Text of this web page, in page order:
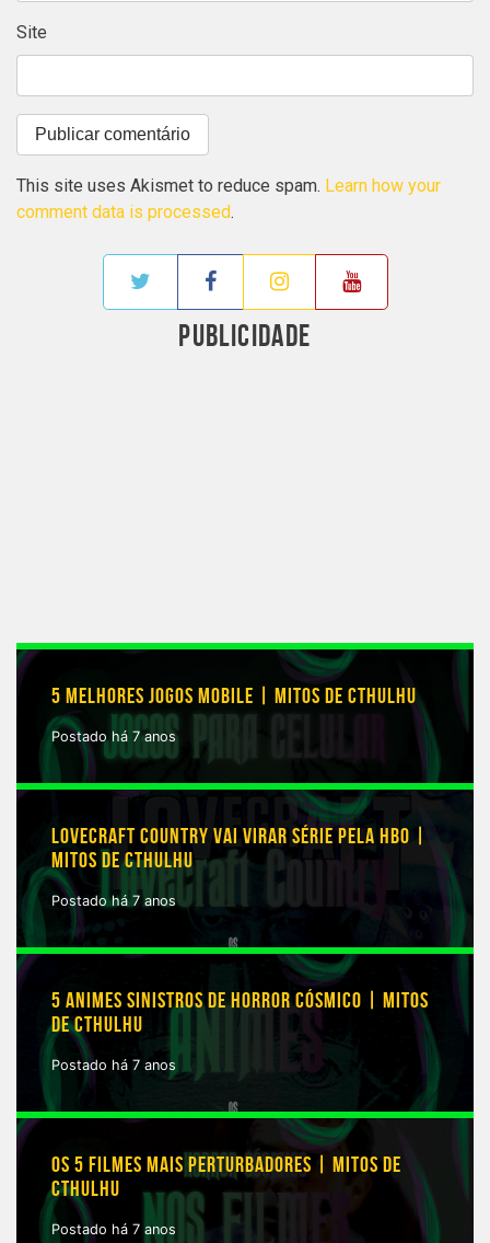
Site
This site uses Akismet to reduce spam. Learn how your
comment data is processed.
PUBLICIDADE
5 MELHORES JOGOS MOBILE | MITOS DE CTHULHU
Postado há 7 anos
LOVECRAFT COUNTRY VAI VIRAR SÉRIE PELA HBO |
MITOS DE CTHULHU
Postado há 7 anos
5 ANIMES SINISTROS DE HORROR CÓSMICO | MITOS
DE CTHULHU
Postado há 7 anos
OS 5 FILMES MAIS PERTURBADORES | MITOS DE
CTHULHU
Postado há 7 anos